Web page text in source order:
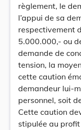
règlement, le
l’appui de sa
respectivement
5.000.000,- ou
demande de
tension, la
cette caution
demandeur lui-
personnel, soit
Cette caution
stipulée au